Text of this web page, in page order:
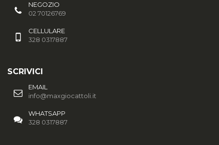
NEGOZIO
02 70126769
CELLULARE
328 0317887
SCRIVICI
EMAIL
info@maxgiocattoli.it
WHATSAPP
328 0317887